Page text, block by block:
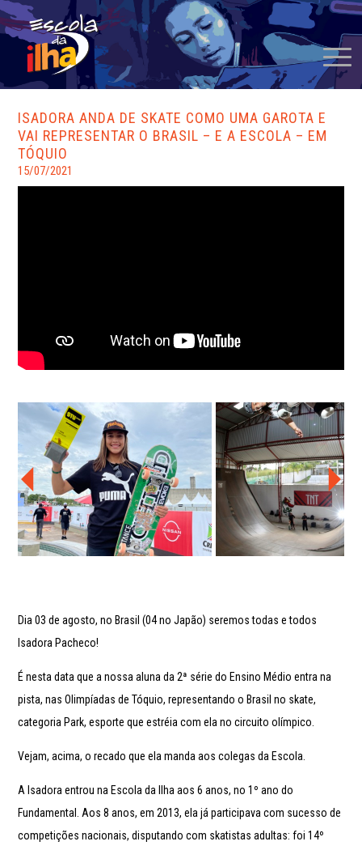
ISADORA ANDA DE SKATE COMO UMA GAROTA E
VAI REPRESENTAR O BRASIL – E A ESCOLA – EM
TÓQUIO
15/07/2021
Dia 03 de agosto, no Brasil (04 no Japão) seremos todas e todos
Isadora Pacheco!
É nesta data que a nossa aluna da 2ª série do Ensino Médio entra na
pista, nas Olimpíadas de Tóquio, representando o Brasil no skate,
categoria Park, esporte que estréia com ela no circuito olímpico.
Vejam, acima, o recado que ela manda aos colegas da Escola.
A Isadora entrou na Escola da Ilha aos 6 anos, no 1º ano do
Fundamental. Aos 8 anos, em 2013, ela já participava com sucesso de
competições nacionais, disputando com skatistas adultas: foi 14º